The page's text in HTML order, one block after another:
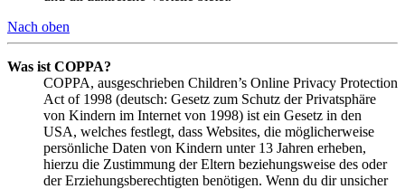
Nach oben
Was ist COPPA?
COPPA, ausgeschrieben Children’s Online Privacy Protection
Act of 1998 (deutsch: Gesetz zum Schutz der Privatsphäre
von Kindern im Internet von 1998) ist ein Gesetz in den
USA, welches festlegt, dass Websites, die möglicherweise
persönliche Daten von Kindern unter 13 Jahren erheben,
hierzu die Zustimmung der Eltern beziehungsweise des oder
der Erziehungsberechtigten benötigen. Wenn du dir unsicher